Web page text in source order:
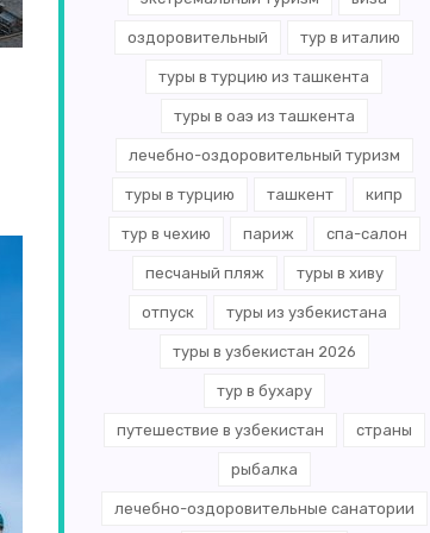
оздоровительный тур в италию
туры в турцию из ташкента
туры в оаэ из ташкента
лечебно-оздоровительный туризм
туры в турцию ташкент кипр
тур в чехию париж спа-салон
песчаный пляж туры в хиву
отпуск туры из узбекистана
туры в узбекистан 2026
тур в бухару
путешествие в узбекистан страны
рыбалка
лечебно-оздоровительные санатории